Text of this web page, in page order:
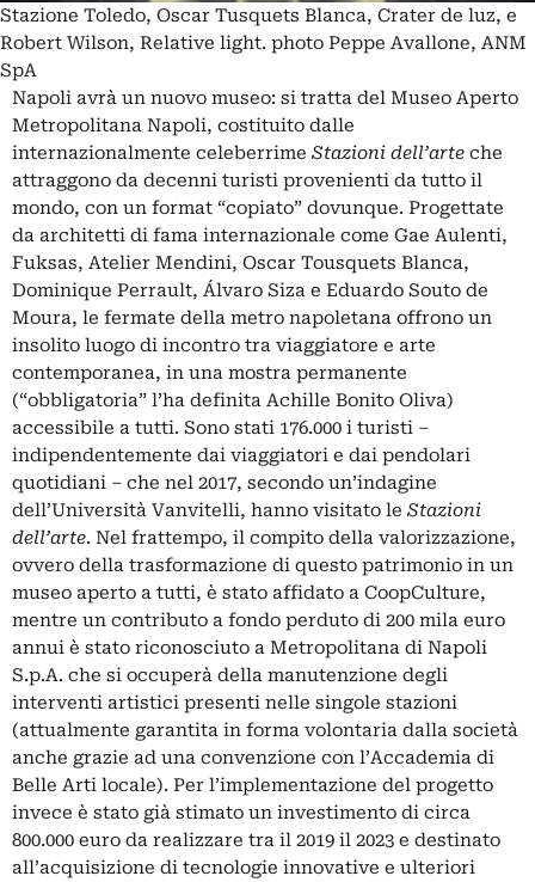
Stazione Toledo, Oscar Tusquets Blanca, Crater de luz, e
Robert Wilson, Relative light. photo Peppe Avallone, ANM
SpA
Napoli avrà un nuovo museo: si tratta del Museo Aperto
Metropolitana Napoli, costituito dalle
internazionalmente celeberrime Stazioni dell’arte che
attraggono da decenni turisti provenienti da tutto il
mondo, con un format “copiato” dovunque. Progettate
da architetti di fama internazionale come Gae Aulenti,
Fuksas, Atelier Mendini, Oscar Tousquets Blanca,
Dominique Perrault, Álvaro Siza e Eduardo Souto de
Moura, le fermate della metro napoletana offrono un
insolito luogo di incontro tra viaggiatore e arte
contemporanea, in una mostra permanente
(“obbligatoria” l’ha definita Achille Bonito Oliva)
accessibile a tutti. Sono stati 176.000 i turisti –
indipendentemente dai viaggiatori e dai pendolari
quotidiani – che nel 2017, secondo un’indagine
dell’Università Vanvitelli, hanno visitato le Stazioni
dell’arte. Nel frattempo, il compito della valorizzazione,
ovvero della trasformazione di questo patrimonio in un
museo aperto a tutti, è stato affidato a CoopCulture,
mentre un contributo a fondo perduto di 200 mila euro
annui è stato riconosciuto a Metropolitana di Napoli
S.p.A. che si occuperà della manutenzione degli
interventi artistici presenti nelle singole stazioni
(attualmente garantita in forma volontaria dalla società
anche grazie ad una convenzione con l’Accademia di
Belle Arti locale). Per l’implementazione del progetto
invece è stato già stimato un investimento di circa
800.000 euro da realizzare tra il 2019 il 2023 e destinato
all’acquisizione di tecnologie innovative e ulteriori